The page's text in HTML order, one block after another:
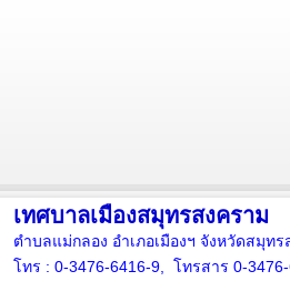
เทศบาลเมืองสมุทรสงคราม
ตำบลแม่กลอง อำเภอเมืองฯ จังหวัดสมุท
โทร : 0-3476-6416-9, โทรสาร 0-